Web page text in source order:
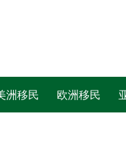
洲移民 欧洲移民